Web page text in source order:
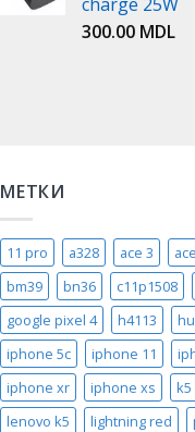
300.00 MDL
МЕТКИ
11 pro a328 ace 3
bm39
bn36 c11p1508
google pixel 4
h4113
iphone 5c
iphone 11
iphone xr
iphone xs
lenovo k5
lightning red